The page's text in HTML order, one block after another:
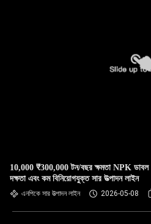
10,000 ₹300,000 টন/বছর ক্ষমতা NPK ডাবল
দক্ষতা এবং কম বিনিয়োগযুক্ত সার উত্পাদন লাইন
এনপিকে সার উত্পাদন লাইন 2026-05-08